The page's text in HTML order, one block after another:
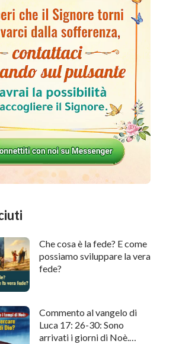
Che cosa è la fede? E come
possiamo sviluppare la vera
fede?
Commento al vangelo di
Luca 17: 26-30: Sono
arrivati i giorni di Noè.